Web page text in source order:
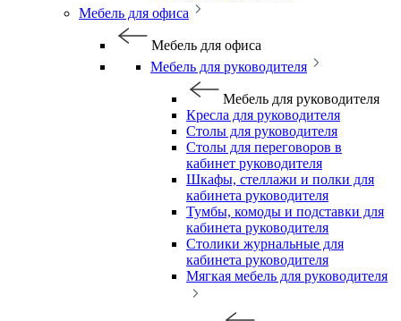
Мебель для офиса
Мебель для офиса
Мебель для руководителя
Мебель для руководителя
Кресла для руководителя
Столы для руководителя
Столы для переговоров в
кабинет руководителя
Шкафы, стеллажи и полки для
кабинета руководителя
Тумбы, комоды и подставки для
кабинета руководителя
Столики журнальные для
кабинета руководителя
Мягкая мебель для руководителя